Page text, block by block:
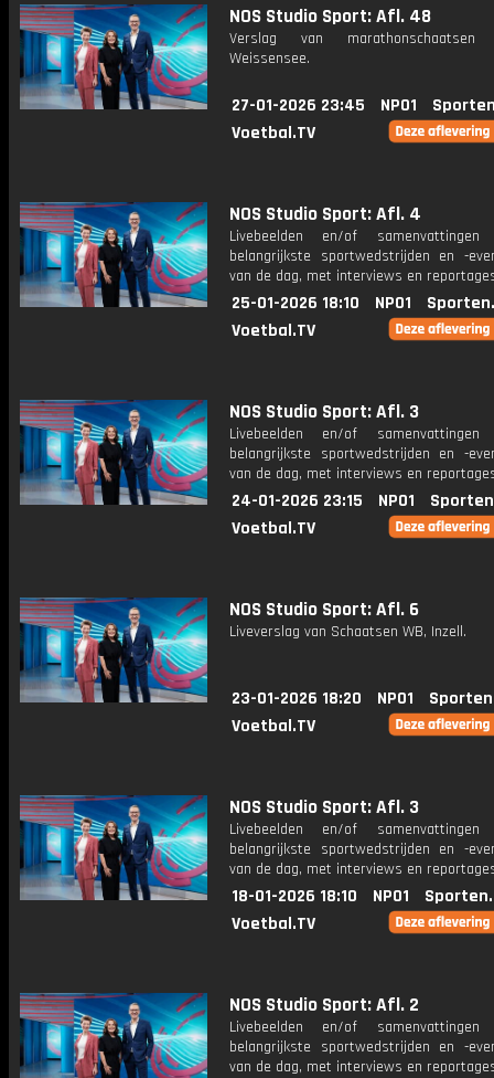
NOS Studio Sport: Afl. 48
Verslag van
Weissensee.
27-01-2026 23:45 NPO1
Voetbal.TV
NOS Studio Sport: Afl. 4
Livebeelden en/of
belangrijkste sportwedstrijden en -
van de dag, met interviews en
25-01-2026 18:10 NPO1
Voetbal.TV
NOS Studio Sport: Afl. 3
Livebeelden en/of
belangrijkste sportwedstrijden en -
van de dag, met interviews en
24-01-2026 23:15 NPO1
Voetbal.TV
NOS Studio Sport: Afl. 6
Liveverslag van Schaatsen WB, Inzell.
23-01-2026 18:20 NPO1
Voetbal.TV
NOS Studio Sport: Afl. 3
Livebeelden en/of
belangrijkste sportwedstrijden en -
van de dag, met interviews en
18-01-2026 18:10 NPO1
Voetbal.TV
NOS Studio Sport: Afl. 2
Livebeelden en/of
belangrijkste sportwedstrijden en -
van de dag, met interviews en